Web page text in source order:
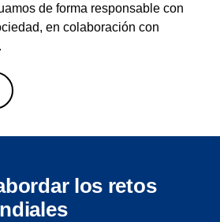
de forma responsable con
en colaboración con
los retos